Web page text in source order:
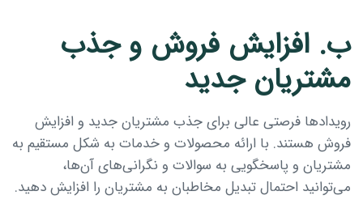
ب. افزایش فروش و جذب
مشتریان جدید
رویدادها فرصتی عالی برای جذب مشتریان جدید و افزایش
فروش هستند. با ارائه محصولات و خدمات به شکل مستقیم به
مشتریان و پاسخگویی به سوالات و نگرانی‌های آن‌ها،
می‌توانید احتمال تبدیل مخاطبان به مشتریان را افزایش دهید.